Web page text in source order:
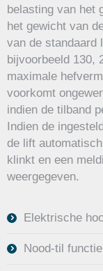
belasting van het
het gewicht van
van de standaard
bijvoorbeeld 130,
maximale
voorkomt
indien de tilband
Indien de
de lift
klinkt en een
weergegeven.
Elektrische
Nood-til functie